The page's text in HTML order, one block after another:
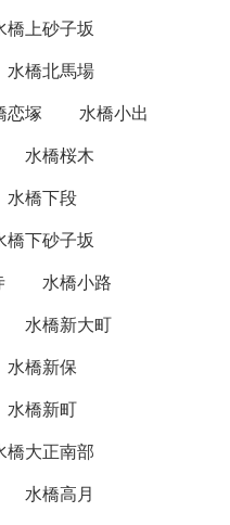
橋上砂子坂
水橋北馬場
恋塚
水橋小出
水橋桜木
水橋下段
橋下砂子坂
水橋小路
水橋新大町
水橋新保
水橋新町
橋大正南部
水橋高月